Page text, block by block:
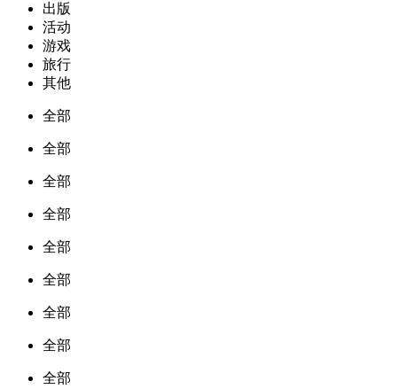
出版
活动
游戏
旅行
其他
全部
全部
全部
全部
全部
全部
全部
全部
全部